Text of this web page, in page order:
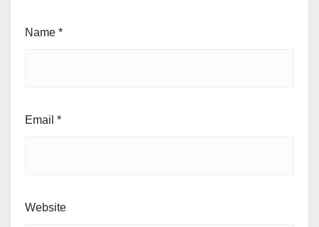
Name *
Email *
Website